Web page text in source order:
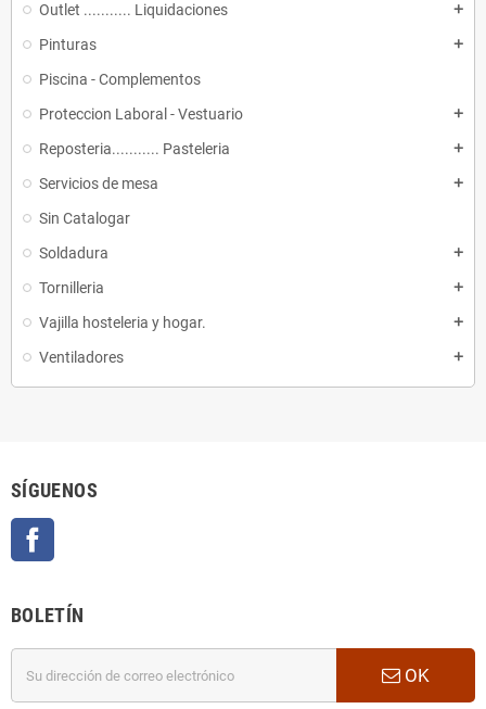
Outlet ........... Liquidaciones add
Pinturas add
Piscina - Complementos
Proteccion Laboral - Vestuario
add
Reposteria........... Pasteleria add
Servicios de mesa add
Sin Catalogar
Soldadura
add
Tornilleria add
Vajilla hosteleria y hogar. add
Ventiladores add
SÍGUENOS
BOLETÍN
OK